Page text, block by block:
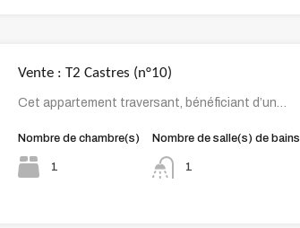
Vente : T2 Castres (n°10)
Cet appartement traversant, bénéficiant d’un…
Nombre de chambre(s)
1
Nombre de salle(s) de bains
1